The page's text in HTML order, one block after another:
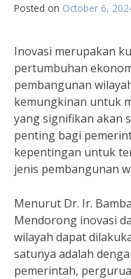
Posted on October 6,
Inovasi merupakan
pertumbuhan
pembangunan
kemungkinan untuk
yang signifikan akan
penting bagi
kepentingan untuk
jenis pembangunan
Menurut Dr. Ir.
Mendorong inovasi
wilayah dapat
satunya adalah
pemerintah,